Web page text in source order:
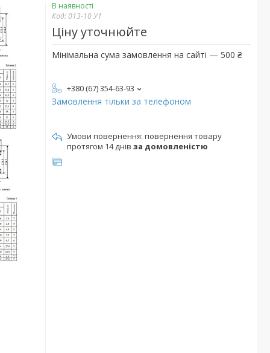
В наявності
Код: 013-10 У1
Ціну уточнюйте
Мінімальна сума замовлення на сайті — 500 ₴
+380 (67) 354-63-93
Замовлення тільки за телефоном
повернення товару
протягом 14 днів за домовленістю